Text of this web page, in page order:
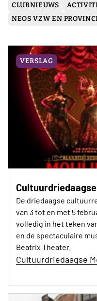
CLUBNIEUWS
NEOS VZW EN
VERSLAG
De driedaagse
van 3 tot en met 5
volledig in het teken
en de spectaculaire
Beatrix Theater.
Cultuurdriedaagse